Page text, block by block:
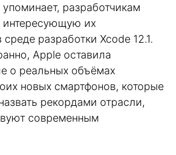
упоминает, разработчикам
интересующую их
разработки Xcode 12.1.
Apple оставила
о реальных объёмах
новых смартфонов, которые
рекордами отрасли,
современным